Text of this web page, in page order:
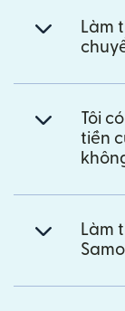
Làm
Tôi
tiền
Làm